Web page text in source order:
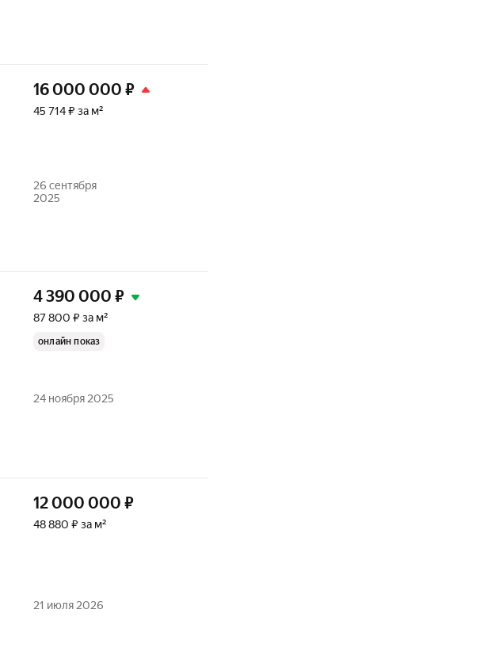
16 000 000 ₽
45 714 ₽ за м²
26 сентября
2025
4 390 000 ₽
87 800 ₽ за м²
онлайн показ
24 ноября 2025
12 000 000 ₽
48 880 ₽ за м²
21 июля 2026